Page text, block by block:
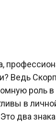
Ведь
роль
в
два